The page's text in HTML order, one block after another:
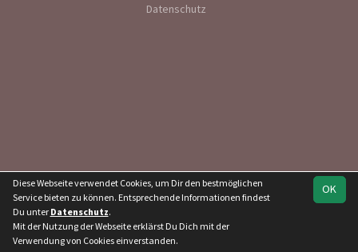
Datenschutz
OK
Diese Webseite verwendet Cookies, um Dir den bestmöglichen
Service bieten zu können. Entsprechende Informationen findest
Du unter Datenschutz.
Mit der Nutzung der Webseite erklärst Du Dich mit der
Verwendung von Cookies einverstanden.